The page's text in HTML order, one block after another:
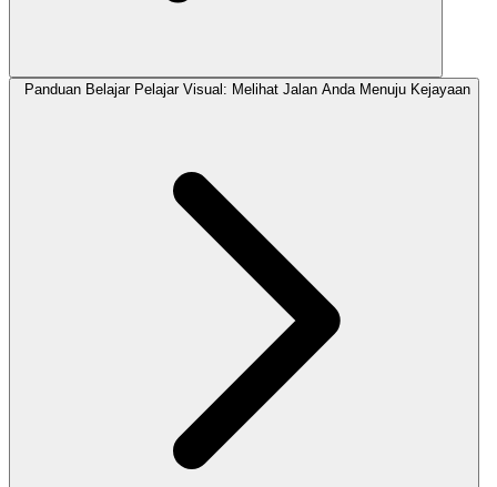
Panduan Belajar Pelajar Visual: Melihat Jalan Anda Menuju Kejayaan